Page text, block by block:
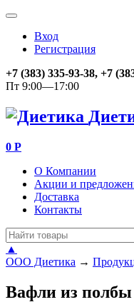
Вход
Регистрация
+7 (383) 335-93-38, +7
Пт 9:00—17:00
0 Р
О Компании
Акции и
Доставка
Контакты
▲
ООО Диетика →
Вафли из полбы